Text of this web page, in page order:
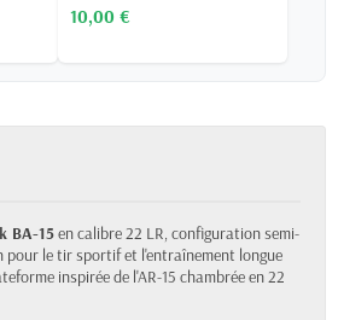
10,00 €
BA-15en calibre 22 LR, configuration semi-
pour le tir sportif et l'entraînement longue
inspirée de l'AR-15 chambrée en 22